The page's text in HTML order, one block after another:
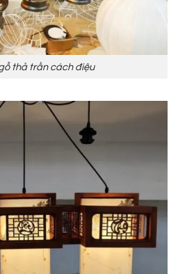
thả trần cách điệu